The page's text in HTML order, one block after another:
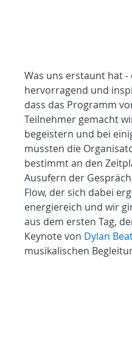
Was uns erstaunt hat
hervorragend und
dass das Programm
Teilnehmer gemacht
begeistern und bei
mussten die
bestimmt an den
Ausufern der
Flow, der sich dabei
energiereich und wir
aus dem ersten Tag,
Keynote von Dylan
musikalischen